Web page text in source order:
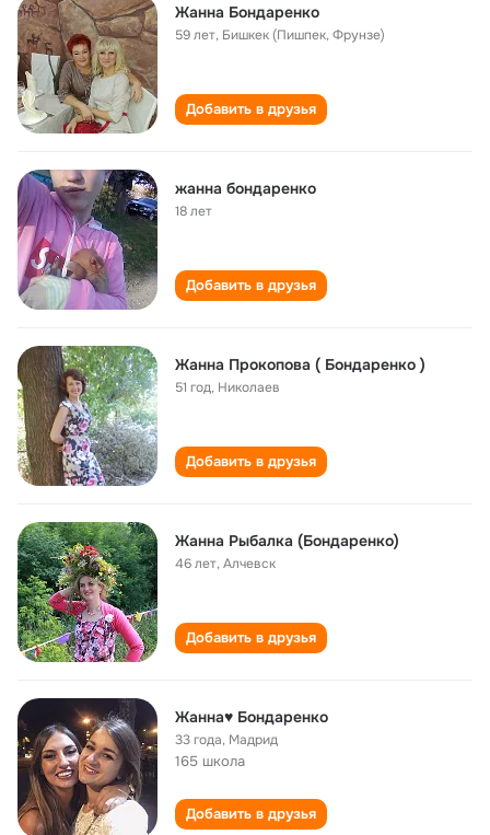
Жанна Бондаренко
59 лет, Бишкек (Пишпек, Фрунзе)
Добавить в друзья
жанна бондаренко
18 лет
Добавить в друзья
Жанна Прокопова ( Бондаренко )
51 год, Николаев
Добавить в друзья
Жанна Рыбалка (Бондаренко)
46 лет,Алчевск
Добавить в друзья
Жанна♥ Бондаренко
33 года, Мадрид
165 школа
Добавить в друзья